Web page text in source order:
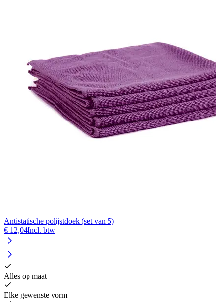
Antistatische polijstdoek (set van 5)
€ 12,04Incl. btw
Alles op maat
Elke gewenste vorm